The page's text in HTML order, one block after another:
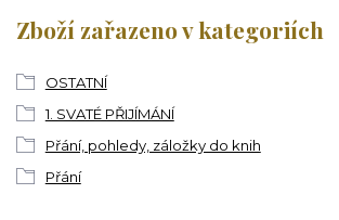
Zboží zařazeno v kategoriích
OSTATNÍ
1. SVATÉ PŘIJÍMÁNÍ
Přání, pohledy, záložky do knih
Přání